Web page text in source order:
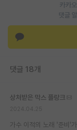
카카
댓글
댓글 18개
상처받은 막스 플랑크
가수 이적의 노래 '준비'